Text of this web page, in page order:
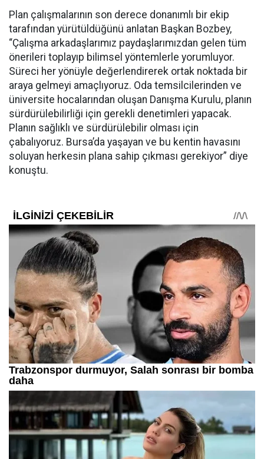
Plan çalışmalarının son derece donanımlı bir ekip
tarafından yürütüldüğünü anlatan Başkan Bozbey,
“Çalışma arkadaşlarımız paydaşlarımızdan gelen tüm
önerileri toplayıp bilimsel yöntemlerle yorumluyor.
Süreci her yönüyle değerlendirerek ortak noktada bir
araya gelmeyi amaçlıyoruz. Oda temsilcilerinden ve
üniversite hocalarından oluşan Danışma Kurulu, planın
sürdürülebilirliği için gerekli denetimleri yapacak.
Planın sağlıklı ve sürdürülebilir olması için
çabalıyoruz. Bursa’da yaşayan ve bu kentin havasını
soluyan herkesin plana sahip çıkması gerekiyor” diye
konuştu.